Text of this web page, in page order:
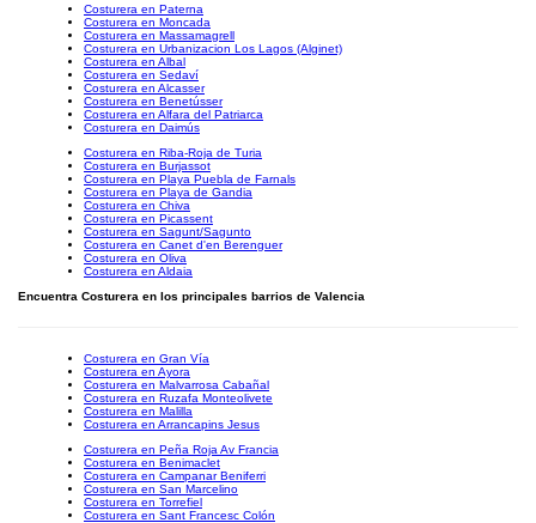
Costurera en Paterna
Costurera en Moncada
Costurera en Massamagrell
Costurera en Urbanizacion Los Lagos (Alginet)
Costurera en Albal
Costurera en Sedaví
Costurera en Alcasser
Costurera en Benetússer
Costurera en Alfara del Patriarca
Costurera en Daimús
Costurera en Riba-Roja de Turia
Costurera en Burjassot
Costurera en Playa Puebla de Farnals
Costurera en Playa de Gandia
Costurera en Chiva
Costurera en Picassent
Costurera en Sagunt/Sagunto
Costurera en Canet d'en Berenguer
Costurera en Oliva
Costurera en Aldaia
Encuentra Costurera en los principales barrios de Valencia
Costurera en Gran Vía
Costurera en Ayora
Costurera en Malvarrosa Cabañal
Costurera en Ruzafa Monteolivete
Costurera en Malilla
Costurera en Arrancapins Jesus
Costurera en Peña Roja Av Francia
Costurera en Benimaclet
Costurera en Campanar Beniferri
Costurera en San Marcelino
Costurera en Torrefiel
Costurera en Sant Francesc Colón